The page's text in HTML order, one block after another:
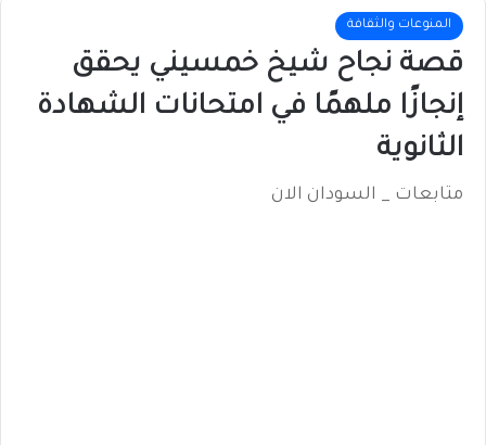
المنوعات والثقافة
قصة نجاح شيخ خمسيني يحقق
إنجازًا ملهمًا في امتحانات الشهادة
الثانوية
متابعات _ السودان الان